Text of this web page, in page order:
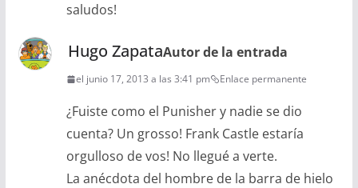
saludos!
Hugo ZapataAutor de la entrada
el junio 17, 2013 a las 3:41 pm Enlace permanente
¿Fuiste como el Punisher y nadie se dio
cuenta? Un grosso! Frank Castle estaría
orgulloso de vos! No llegué a verte.
La anécdota del hombre de la barra de hielo